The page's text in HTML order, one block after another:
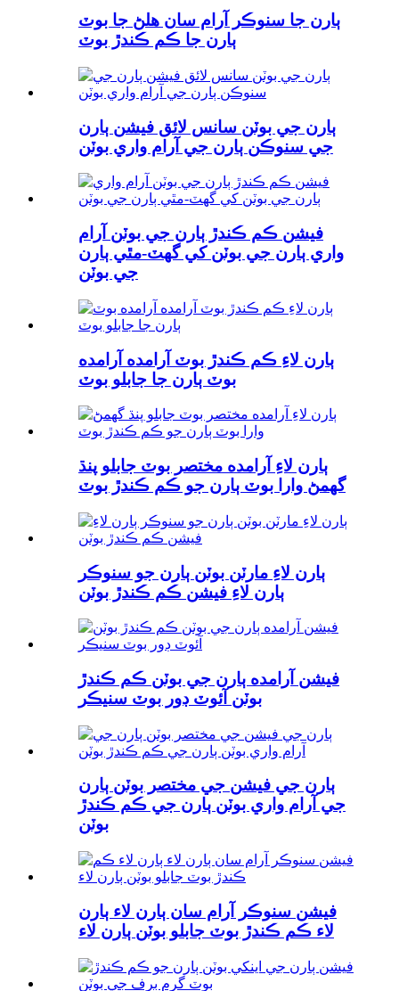
ٻارن جا سنوڪر آرام سان هلڻ جا بوٽ
ٻارن جا ڪم ڪندڙ بوٽ
ٻارن جي بوٽن سانس لائق فيشن ٻارن
جي سنوڪن ٻارن جي آرام واري بوٽن
فيشن ڪم ڪندڙ ٻارن جي بوٽن آرام
واري ٻارن جي بوٽن کي گهٽ-مٿي ٻارن
جي بوٽن
ٻارن لاءِ ڪم ڪندڙ بوٽ آرامده آرامده
بوٽ ٻارن جا جابلو بوٽ
ٻارن لاءِ آرامده مختصر بوٽ جابلو پنڌ
گھمڻ وارا بوٽ ٻارن جو ڪم ڪندڙ بوٽ
ٻارن لاءِ مارٽن بوٽن ٻارن جو سنوڪر
ٻارن لاءِ فيشن ڪم ڪندڙ بوٽن
فيشن آرامده ٻارن جي بوٽن ڪم ڪندڙ
بوٽن آئوٽ ڊور بوٽ سنيڪر
ٻارن جي فيشن جي مختصر بوٽن ٻارن
جي آرام واري بوٽن ٻارن جي ڪم ڪندڙ
بوٽن
فيشن سنوڪر آرام سان ٻارن لاء ٻارن
لاء ڪم ڪندڙ بوٽ جابلو بوٽن ٻارن لاء